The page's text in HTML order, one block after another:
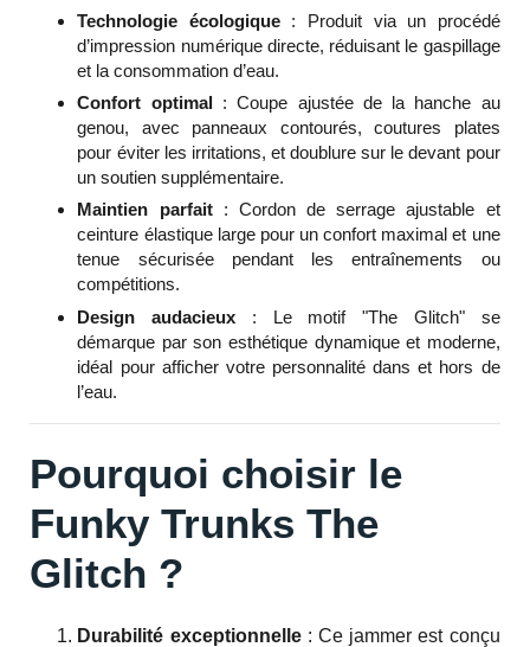
Technologie écologique: Produit via un procédé
d’impression numérique directe, réduisant le gaspillage
et la consommation d’eau.
Confort optimal: Coupe ajustée de la hanche au
genou, avec panneaux contourés, coutures plates
pour éviter les irritations, et doublure sur le devant pour
un soutien supplémentaire.
Maintien parfait: Cordon de serrage ajustable et
ceinture élastique large pour un confort maximal et une
tenue sécurisée pendant les entraînements ou
compétitions.
Design audacieux : Le motif "The Glitch" se
démarque par son esthétique dynamique et moderne,
idéal pour afficher votre personnalité dans et hors de
l’eau.
Pourquoi choisir le
Funky Trunks The
Glitch ?
Durabilité exceptionnelle: Ce jammer est conçu